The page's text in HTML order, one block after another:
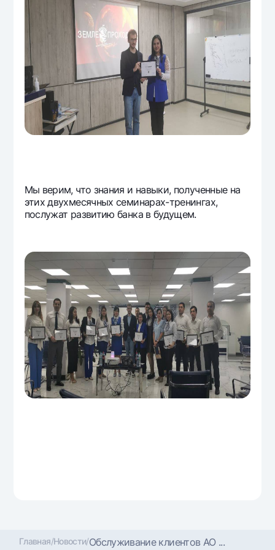
Мы верим, что знания и навыки, полученные на
этих двухмесячных семинарах-тренингах,
послужат развитию банка в будущем.
Главная/Новости/Обслуживание клиентов АО ...